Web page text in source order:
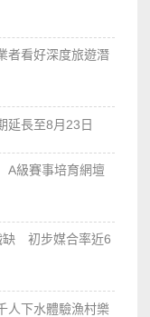
者看好深度旅遊潛
延長至8月23日
A級賽事培育網壇
缺 初步媒合率近6
人下水體驗漁村樂